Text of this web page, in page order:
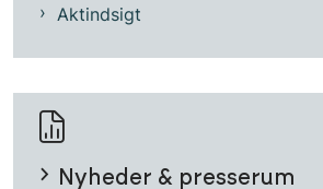
Aktindsigt
Nyheder & presserum